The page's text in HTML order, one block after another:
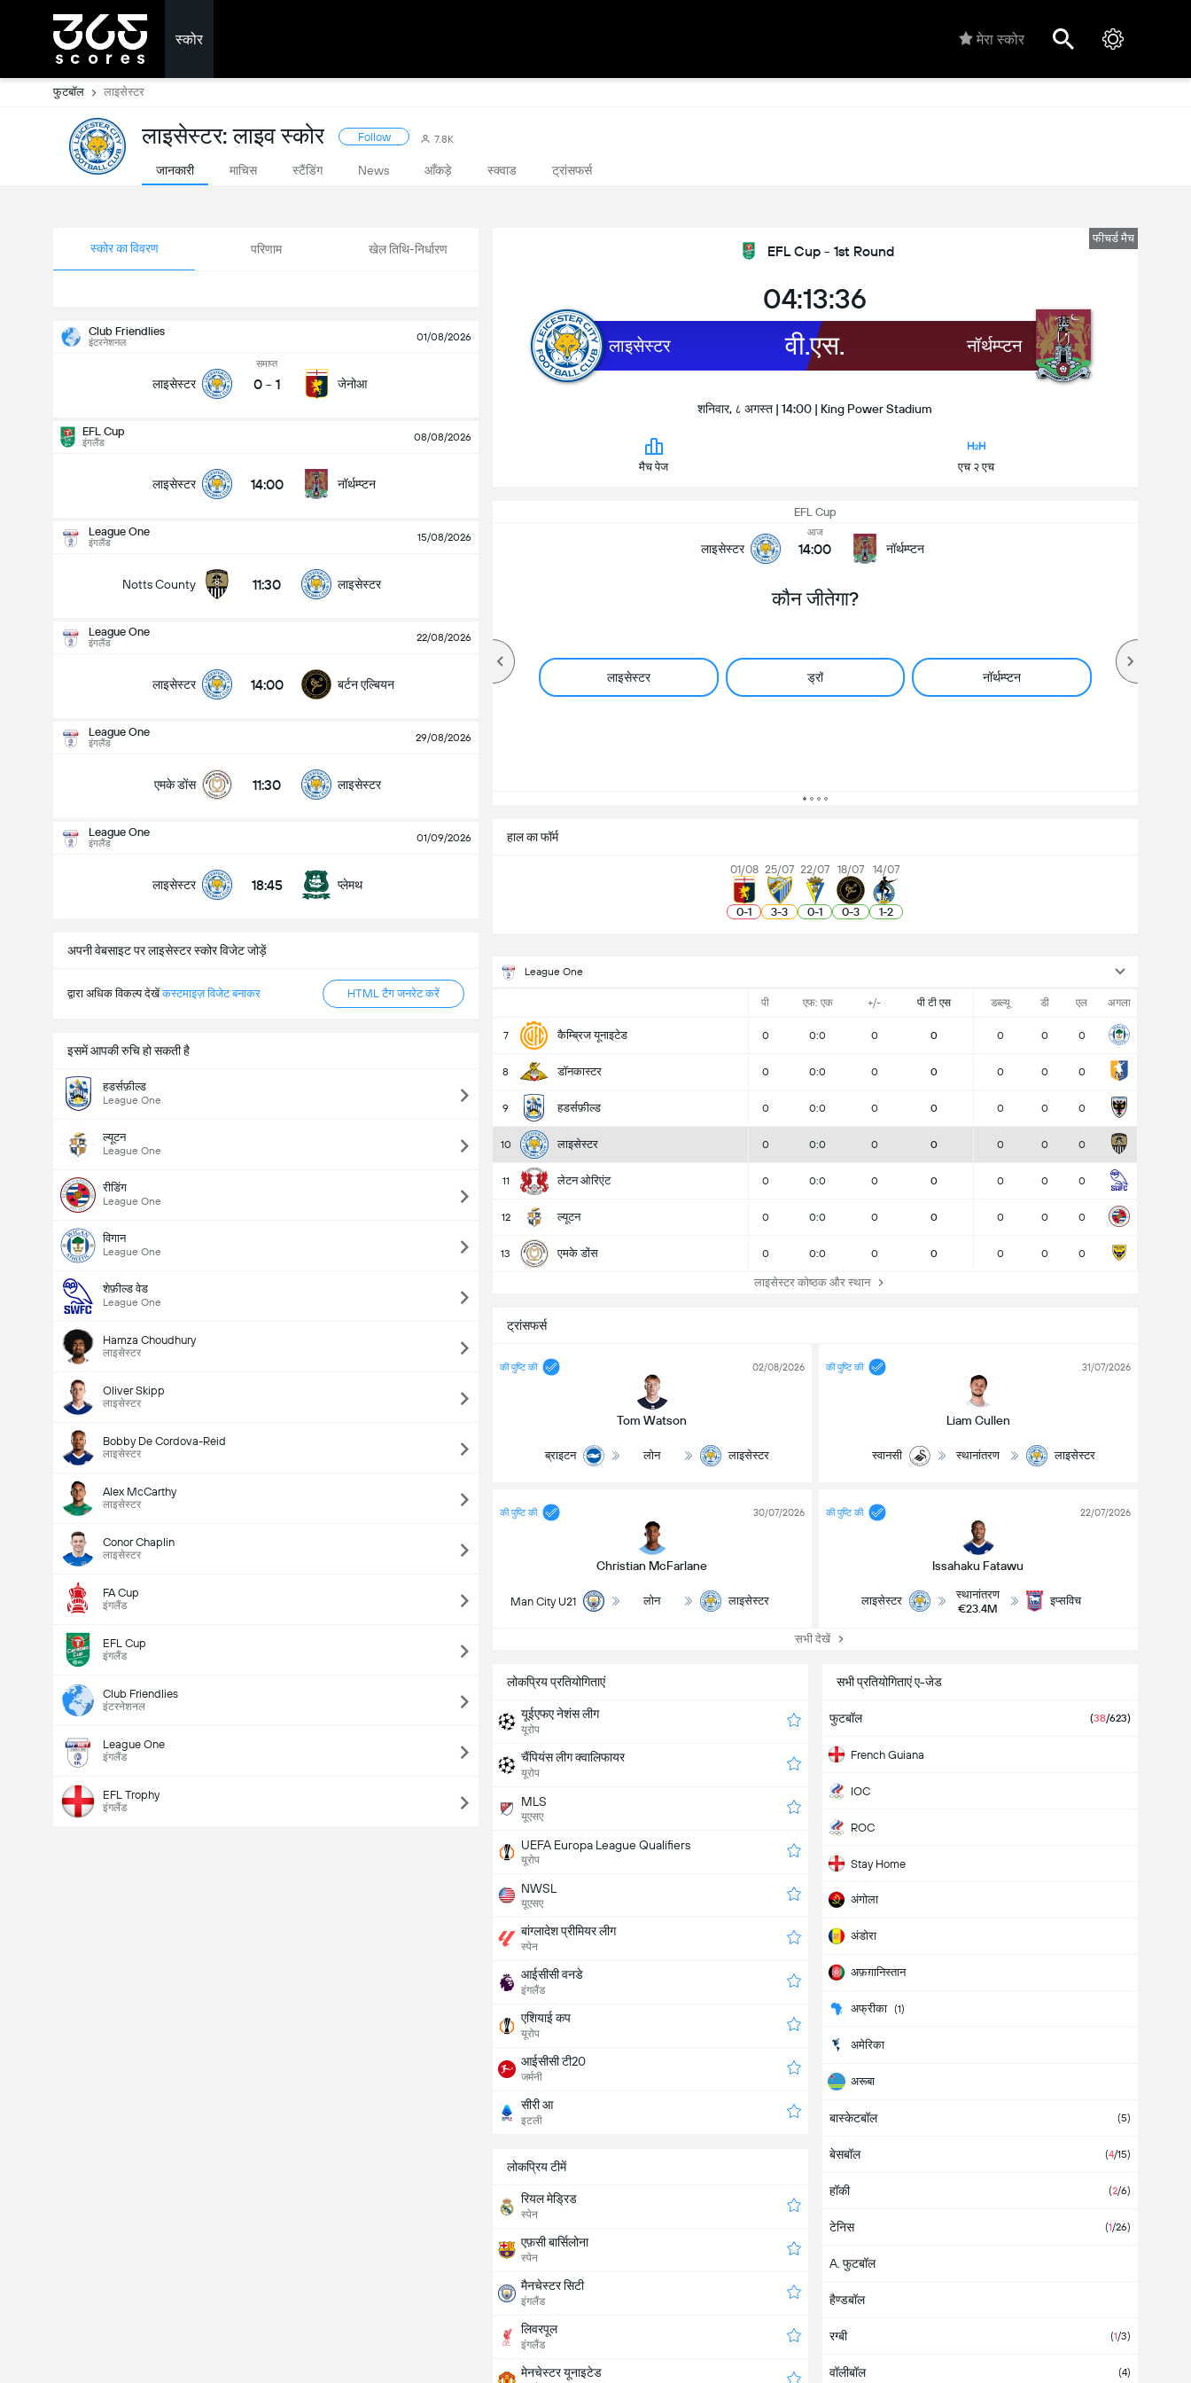
स्कोर मेरा स्कोर
फुटबॉल लाइसेस्टर
लाइसेस्टर: लाइव स्कोर Follow 7.8K
जानकारी माचिस स्टैंडिंग News आँकड़े स्क्वाड ट्रांसफर्स
स्कोर का विवरण परिणाम खेल तिथि-निर्धारण
Club Friendlies
इंटरनेशनल 01/08/2026
लाइसेस्टर
समाप्त
0 - 1 जेनोआ
EFL Cup
इंगलैंड 08/08/2026
लाइसेस्टर 14:00 नॉर्थम्प्टन
League One
इंगलैंड 15/08/2026
Notts County 11:30 लाइसेस्टर
League One
इंगलैंड 22/08/2026
लाइसेस्टर 14:00 बर्टन एल्बियन
League One
इंगलैंड 29/08/2026
एमके डोंस 11:30 लाइसेस्टर
League One
इंगलैंड 01/09/2026
लाइसेस्टर 18:45 प्लेमथ
अपनी वेबसाइट पर लाइसेस्टर स्कोर विजेट जोड़ें
द्वारा अधिक विकल्प देखेंकस्टमाइज़ विजेट बनाकर HTML टैग जनरेट करें
इसमें आपकी रुचि हो सकती है
हडर्सफ़ील्ड
League One
ल्यूटन
League One
रीडिंग
League One
विगान
League One
शेफ़ील्ड वेड
League One
Hamza Choudhury
लाइसेस्टर
Oliver Skipp
लाइसेस्टर
Bobby De Cordova-Reid
लाइसेस्टर
Alex McCarthy
लाइसेस्टर
Conor Chaplin
लाइसेस्टर
FA Cup
इंगलैंड
EFL Cup
इंगलैंड
Club Friendlies
इंटरनेशनल
League One
इंगलैंड
EFL Trophy
इंगलैंड
फीचर्ड मैच
EFL Cup - 1st Round
04:13:36
लाइसेस्टर वी.एस. नॉर्थम्प्टन
शनिवार, ८ अगस्त | 14:00 | King Power Stadium
मैच पेज एच २ एच
EFL Cup
लाइसेस्टर
आज
14:00 नॉर्थम्प्टन
कौन जीतेगा?
लाइसेस्टर ड्रॉ नॉर्थम्प्टन
Notts County
मैच में कुल गोल (2.5)
ऊपर
हाल का फॉर्म
01/08
0-1
25/07
3-3
22/07
0-1
18/07
0-3
14/07
1-2
League One
पी एफ: एक +/- पी टी एस डब्ल्यू डी एल अगला
7 कैम्ब्रिज यूनाइटेड 0 0:0 0 0 0 0 0
8 डॉनकास्टर 0 0:0 0 0 0 0 0
9 हडर्सफ़ील्ड 0 0:0 0 0 0 0 0
10 लाइसेस्टर 0 0:0 0 0 0 0 0
11 लेटन ओरिएंट 0 0:0 0 0 0 0 0
12 ल्यूटन 0 0:0 0 0 0 0 0
13 एमके डोंस 0 0:0 0 0 0 0 0
लाइसेस्टर कोष्ठक और स्थान
ट्रांसफर्स
की पुष्टि की
Tom Watson
02/08/2026
ब्राइटन लोन लाइसेस्टर
की पुष्टि की
Liam Cullen
31/07/2026
स्वानसी स्थानांतरण लाइसेस्टर
की पुष्टि की
Christian McFarlane
30/07/2026
Man City U21 लोन लाइसेस्टर
की पुष्टि की
Issahaku Fatawu
22/07/2026
लाइसेस्टर
स्थानांतरण
€23.4M
इप्सविच
सभी देखें
लोकप्रिय प्रतियोगिताएं
यूईएफए नेशंस लीग
यूरोप
चैंपियंस लीग क्वालिफायर
यूरोप
MLS
यूएसए
UEFA Europa League Qualifiers
यूरोप
NWSL
यूएसए
बांग्लादेश प्रीमियर लीग
स्पेन
आईसीसी वनडे
इंगलैंड
एशियाई कप
यूरोप
आईसीसी टी20
जर्मनी
सीरी आ
इटली
सभी प्रतियोगिताएं ए-जेड
फुटबॉल (38/623)
French Guiana
IOC
ROC
Stay Home
अंगोला
अंडोरा
अफ़ग़ानिस्तान
अफ्रीका (1)
अमेरिका
अरूबा
अर्जेंटीना
अल्बानिया
आइवरी कोस्ट
आइसलैंड
आज़रबाइजान
आयरलैंड
इंगलैंड
बास्केटबॉल (5)
बेसबॉल (4/15)
हॉकी (2/6)
टेनिस (1/26)
A. फुटबॉल
हैण्डबॉल
रग्बी (1/3)
वॉलीबॉल (4)
लोकप्रिय टीमें
रियल मेड्रिड
स्पेन
एफ़सी बार्सिलोना
स्पेन
मैनचेस्टर सिटी
इंगलैंड
लिवरपूल
इंगलैंड
मेनचेस्टर यूनाइटेड